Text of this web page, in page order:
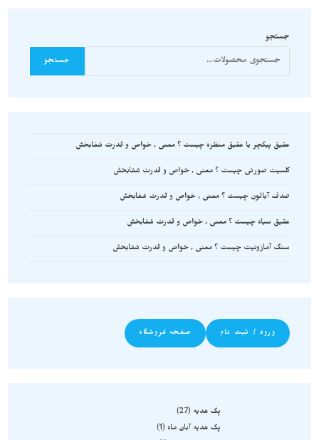
جستجو
جستجو
عقیق پیکچر یا عقیق منظره چیست ؟ معنی , خواص و قدرت شفابخش
کلسیت صورتی چیست ؟ معنی , خواص و قدرت شفابخش
صدف آبالون چیست ؟ معنی , خواص و قدرت شفابخش
عقیق سیاه چیست ؟ معنی , خواص و قدرت شفابخش
سنگ آمازونیت چیست ؟ معنی , خواص و قدرت شفابخش
ورود / ثبت نام صفحه فروشگاه
پک هدیه
27
پک هدیه آبان ماه
1